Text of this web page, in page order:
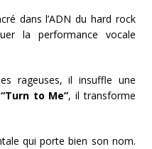
dans l’ADN du hard rock
la performance vocale
rageuses, il insuffle une
to Me”, il transforme
qui porte bien son nom.